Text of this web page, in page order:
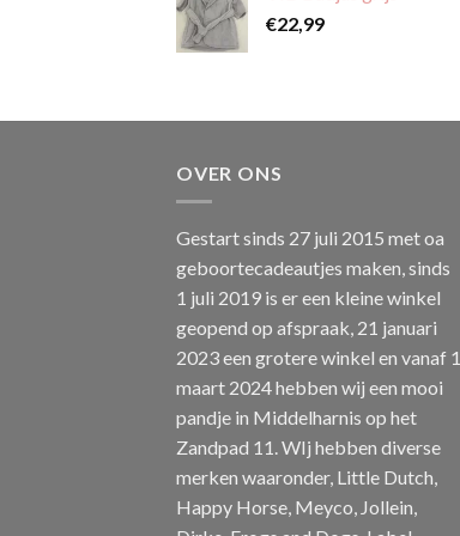
€22,99
OVER ONS
Gestart sinds 27 juli 2015 met oa
geboortecadeautjes maken, sinds
1 juli 2019 is er een kleine winkel
geopend op afspraak, 21 januari
2023 een grotere winkel en vanaf 1
maart 2024 hebben wij een mooi
pandje in Middelharnis op het
Zandpad 11. WIj hebben diverse
merken waaronder, Little Dutch,
Happy Horse, Meyco, Jollein,